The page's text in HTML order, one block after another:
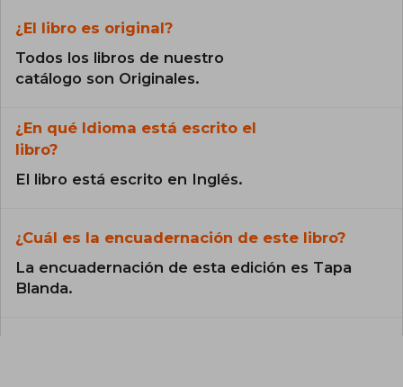
¿El libro es original?
Todos los libros de nuestro
catálogo son Originales.
¿En qué Idioma está escrito el
libro?
El libro está escrito en Inglés.
¿Cuál es la encuadernación de este libro?
La encuadernación de esta edición es Tapa
Blanda.